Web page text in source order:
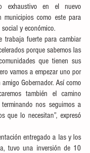
exhaustivo en el nuevo
municipios como este para
y económico.
trabaja fuerte para cambiar
porque sabemos las
que tienen sus
vamos a empezar uno por
Gobernador. Así como
también el camino
nos seguimos a
que lo necesitan”, expresó
entregado a las y los
tuvo una inversión de 10